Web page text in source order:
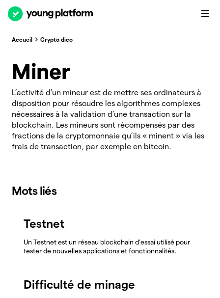
Accueil Crypto dico
Miner
L’activité d’un mineur est de mettre ses ordinateurs à
disposition pour résoudre les algorithmes complexes
nécessaires à la validation d’une transaction sur la
blockchain. Les mineurs sont récompensés par des
fractions de la cryptomonnaie qu’ils « minent » via les
frais de transaction, par exemple en bitcoin.
Mots liés
Testnet
Un Testnet est un réseau blockchain d'essai utilisé pour
tester de nouvelles applications et fonctionnalités.
Difficulté de minage